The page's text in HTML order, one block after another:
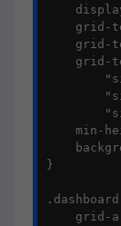
grid-
grid-
grid-
min-
}
grid-